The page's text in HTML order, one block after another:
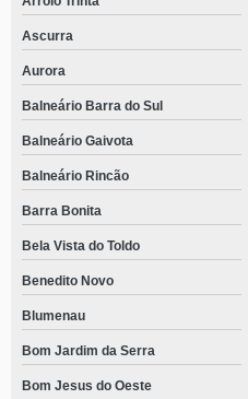
Ascurra
Aurora
Balneário Barra do Sul
Balneário Gaivota
Balneário Rincão
Barra Bonita
Bela Vista do Toldo
Benedito Novo
Blumenau
Bom Jardim da Serra
Bom Jesus do Oeste